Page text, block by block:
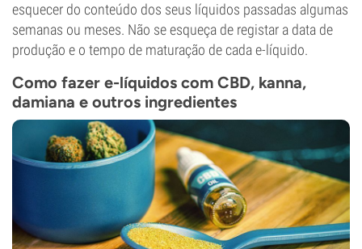
esquecer do conteúdo dos seus líquidos passadas algumas
semanas ou meses. Não se esqueça de registar a data de
produção e o tempo de maturação de cada e-líquido.
Como fazer e-líquidos com CBD, kanna,
damiana e outros ingredientes